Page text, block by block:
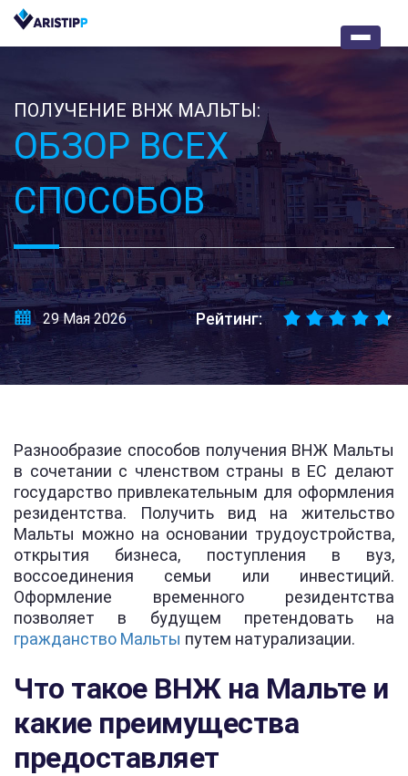
ПОЛУЧЕНИЕ ВНЖ МАЛЬТЫ:
ОБЗОР ВСЕХ
СПОСОБОВ
29 Мая 2026 Рейтинг:
Разнообразие способов получения ВНЖ Мальты
в сочетании с членством страны в ЕС делают
государство привлекательным для оформления
резидентства. Получить вид на жительство
Мальты можно на основании трудоустройства,
открытия бизнеса, поступления в вуз,
воссоединения семьи или инвестиций.
Оформление временного резидентства
позволяет в будущем претендовать на
гражданство Мальты путем натурализации.
Что такое ВНЖ на Мальте и
какие преимущества
предоставляет